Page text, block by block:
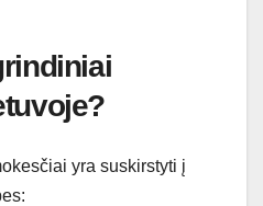
yra suskirstyti į